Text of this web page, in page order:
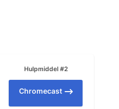
Hulpmiddel #2
Chromecast